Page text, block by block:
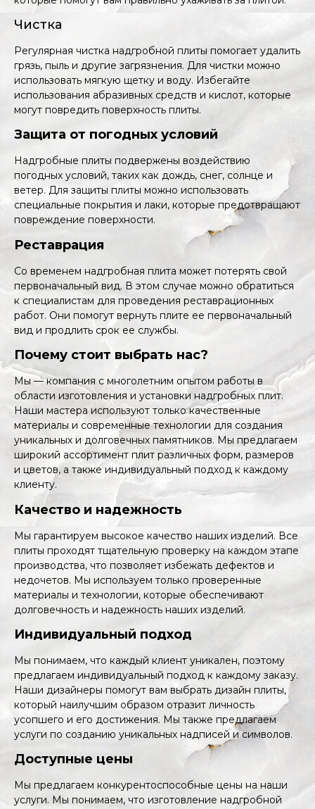
Чистка
Регулярная чистка надгробной плиты помогает удалить
грязь, пыль и другие загрязнения. Для чистки можно
использовать мягкую щетку и воду. Избегайте
использования абразивных средств и кислот, которые
могут повредить поверхность плиты.
Защита от погодных условий
Надгробные плиты подвержены воздействию
погодных условий, таких как дождь, снег, солнце и
ветер. Для защиты плиты можно использовать
специальные покрытия и лаки, которые предотвращают
повреждение поверхности.
Реставрация
Со временем надгробная плита может потерять свой
первоначальный вид. В этом случае можно обратиться
к специалистам для проведения реставрационных
работ. Они помогут вернуть плите ее первоначальный
вид и продлить срок ее службы.
Почему стоит выбрать нас?
Мы — компания с многолетним опытом работы в
области изготовления и установки надгробных плит.
Наши мастера используют только качественные
материалы и современные технологии для создания
уникальных и долговечных памятников. Мы предлагаем
широкий ассортимент плит различных форм, размеров
и цветов, а также индивидуальный подход к каждому
клиенту.
Качество и надежность
Мы гарантируем высокое качество наших изделий. Все
плиты проходят тщательную проверку на каждом этапе
производства, что позволяет избежать дефектов и
недочетов. Мы используем только проверенные
материалы и технологии, которые обеспечивают
долговечность и надежность наших изделий.
Индивидуальный подход
Мы понимаем, что каждый клиент уникален, поэтому
предлагаем индивидуальный подход к каждому заказу.
Наши дизайнеры помогут вам выбрать дизайн плиты,
который наилучшим образом отразит личность
усопшего и его достижения. Мы также предлагаем
услуги по созданию уникальных надписей и символов.
Доступные цены
Мы предлагаем конкурентоспособные цены на наши
услуги. Мы понимаем, что изготовление надгробной